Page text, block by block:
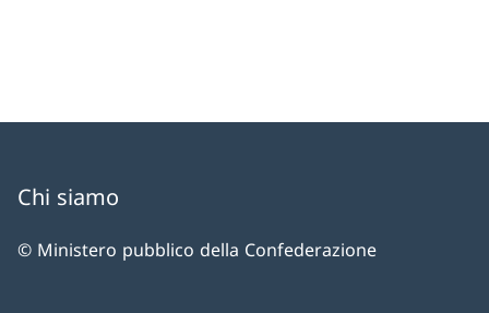
Chi siamo
© Ministero pubblico della Confederazione